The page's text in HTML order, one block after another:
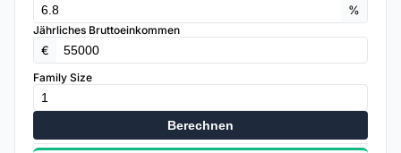
%
Jährliches Bruttoeinkommen
€
Family Size
Berechnen